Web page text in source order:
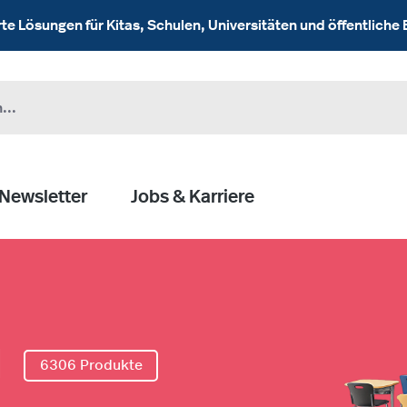
Lösungen für Kitas, Schulen, Universitäten und öffentliche
Newsletter Jobs & Karriere
6306 Produkte